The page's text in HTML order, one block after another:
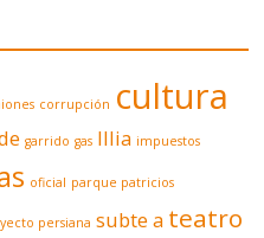
corrupción cultura
garrido gas Illia impuestos
oficial parque patricios
persiana subte a teatro